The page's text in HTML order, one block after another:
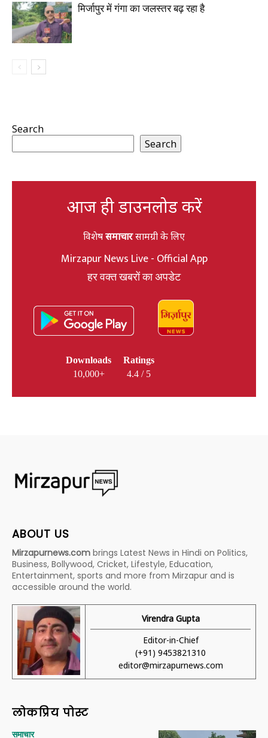
मिर्जापुर में गंगा का जलस्तर बढ़ रहा है
Search
Search
आज ही डाउनलोड करें
विशेषसमाचारसामग्री के लिए
Mirzapur News Live - Official App
हर वक्त खबरों का अपडेट
Downloads
10,000+
Ratings
4.4 / 5
ABOUT US
Mirzapurnews.com brings Latest News in Hindi on Politics,
Business, Bollywood, Cricket, Lifestyle, Education,
Entertainment, sports and more from Mirzapur and is
accessible around the world.
Virendra Gupta
Editor-in-Chief
(+91) 9453821310
editor@mirzapurnews.com
लोकप्रिय पोस्ट
समाचार